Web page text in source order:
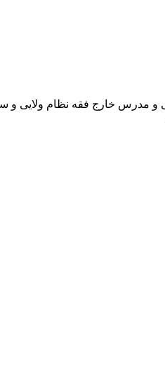
و مدرس خارج فقه نظام ولایی و